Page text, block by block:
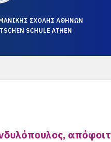
ΣΧΟΛΗΣ ΑΘΗΝΩΝ
SCHULE ATHEN